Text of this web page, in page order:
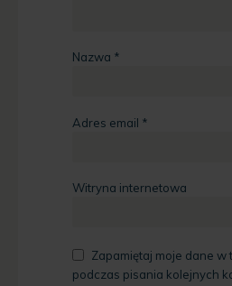
Nazwa *
Adres email *
Witryna internetowa
Zapamiętaj moje dane w
podczas pisania kolejnych